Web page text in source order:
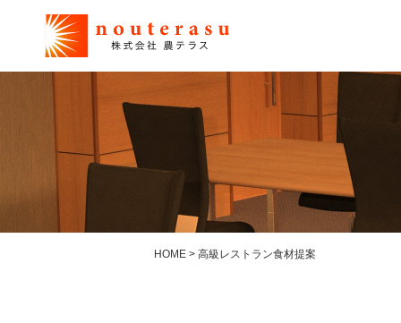
HOME > 高級レストラン食材提案